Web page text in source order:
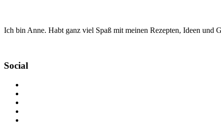
Ich bin Anne. Habt ganz viel Spaß mit meinen Rezepten, Ideen und
Social